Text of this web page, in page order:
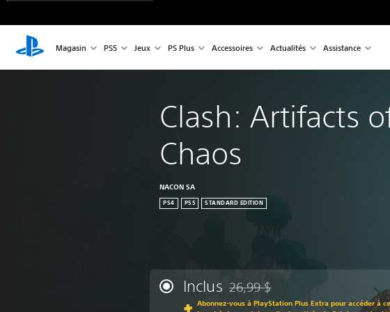
Magasin PS5 Jeux PS Plus Accessoires Actualités Assistance
Clash: Artifacts
Chaos
NACON SA
PS4 PS5 STANDARD EDITION
Inclus Remise par rapport au prix
26,99 $
Abonnez-vous à PlayStation Plus Extra pour accéder à ce